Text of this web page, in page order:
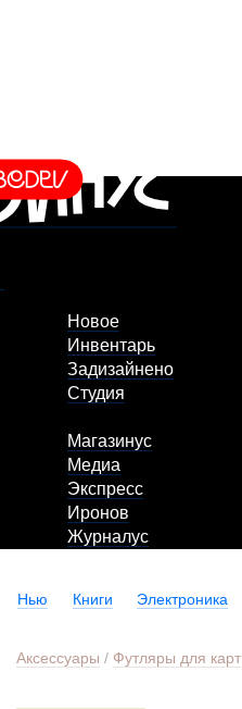
Новое
Инвентарь
Задизайнено
Студия
Магазинус
Медиа
Экспресс
Иронов
Журналус
Нью Книги Электроника
Аксессуары / Футляры для карт